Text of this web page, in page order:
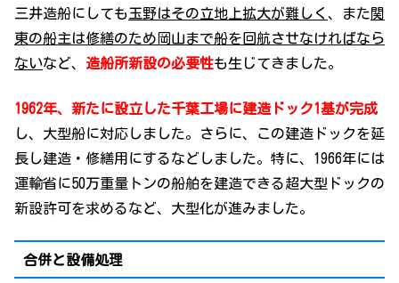
三井造船にしても玉野はその立地上拡大が難しく 、また 関
東の船主は修繕のため岡山まで船を回航させなければなら
ないなど、 造船所新設の必要性も生じてきました。
1962年、新たに設立した千葉工場に建造ドック1基が完成
し、大型船に対応しました。さらに、この建造ドックを延
長し建造・修繕用にするなどしました。特に、1966年には
運輸省に50万重量トンの船舶を建造できる超大型ドックの
新設許可を求めるなど、大型化が進みました。
合併と設備処理